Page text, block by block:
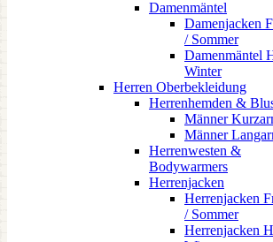
Damenmäntel
Damenjacken
/ Sommer
Damenmäntel
Winter
Herren Oberbekleidung
Herrenhemden &
Männer
Männer
Herrenwesten &
Bodywarmers
Herrenjacken
Herrenjacken
/ Sommer
Herrenjacken